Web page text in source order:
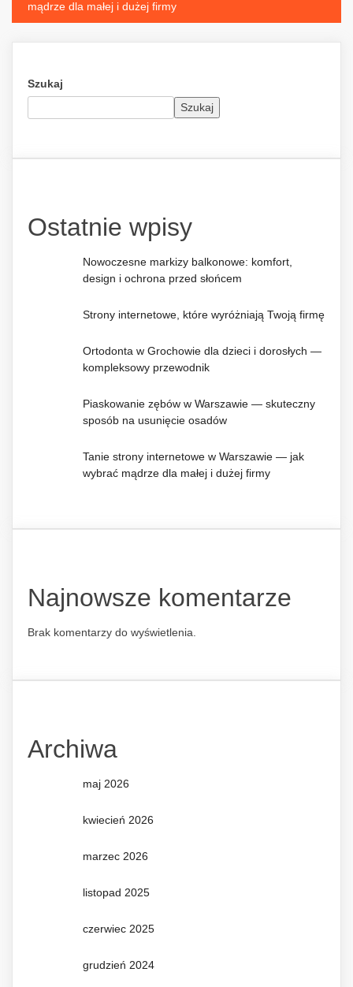
mądrze dla małej i dużej firmy
Szukaj
Szukaj
Ostatnie wpisy
Nowoczesne markizy balkonowe: komfort,
design i ochrona przed słońcem
Strony internetowe, które wyróżniają Twoją firmę
Ortodonta w Grochowie dla dzieci i dorosłych —
kompleksowy przewodnik
Piaskowanie zębów w Warszawie — skuteczny
sposób na usunięcie osadów
Tanie strony internetowe w Warszawie — jak
wybrać mądrze dla małej i dużej firmy
Najnowsze komentarze
Brak komentarzy do wyświetlenia.
Archiwa
maj 2026
kwiecień 2026
marzec 2026
listopad 2025
czerwiec 2025
grudzień 2024